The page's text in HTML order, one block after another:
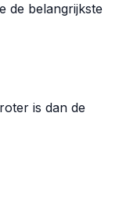
de belangrijkste
is dan de